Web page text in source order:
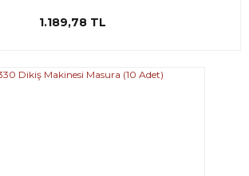
1.189,78 TL